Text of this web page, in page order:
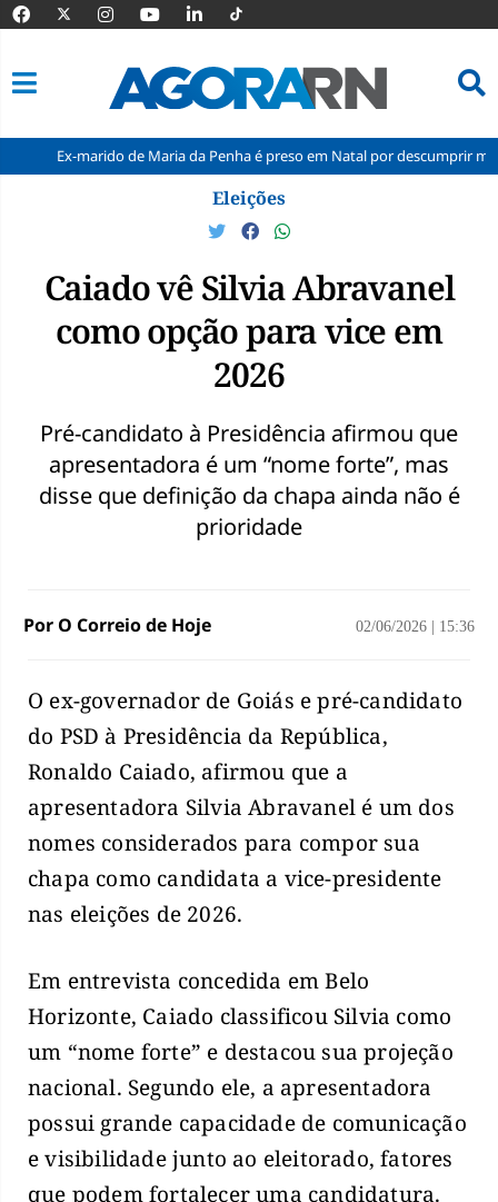
de Maria da Penha é preso em Natal por descumprir medida
Eleições
Caiado vê Silvia Abravanel
como opção para vice em
2026
Pré-candidato à Presidência afirmou que
apresentadora é um “nome forte”, mas
disse que definição da chapa ainda não é
prioridade
Por O Correio de Hoje 02/06/2026 15:36
O ex-governador de Goiás e pré-candidato
do PSD à Presidência da República,
Ronaldo Caiado, afirmou que a
apresentadora Silvia Abravanel é um dos
nomes considerados para compor sua
chapa como candidata a vice-presidente
nas eleições de 2026.
Em entrevista concedida em Belo
Horizonte, Caiado classificou Silvia como
um “nome forte” e destacou sua projeção
nacional. Segundo ele, a apresentadora
possui grande capacidade de comunicação
e visibilidade junto ao eleitorado, fatores
que podem fortalecer uma candidatura.